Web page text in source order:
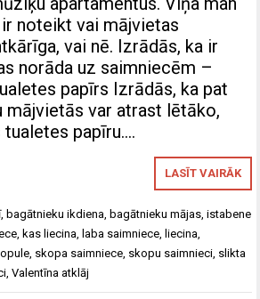
noteikt vai mājvietas
vai nē. Izrādās, ka ir
norāda uz saimniecēm –
papīrs Izrādās, ka pat
mājvietās var atrast lētāko,
papīru….
LASĪT VAIRĀK
,bagātnieku ikdiena ,bagātnieku mājas ,istabene
,kas liecina ,laba saimniece ,liecina
skopa saimniece skopu saimnieci slikta
,Valentīna atklāj